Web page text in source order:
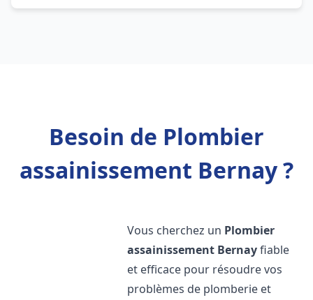
Besoin de Plombier
assainissement Bernay ?
Vous cherchez un Plombier
assainissement Bernayfiable
et efficace pour résoudre vos
problèmes de plomberie et